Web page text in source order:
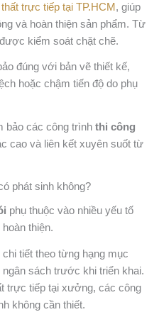
trực tiếp tại TP.HCM , giúp
và hoàn thiện sản phẩm. Từ
kiểm soát chặt chẽ.
đúng với bản vẽ thiết kế,
hoặc chậm tiến độ do phụ
bảo các công trình thi công
cao và liên kết xuyên suốt từ
phát sinh không?
phụ thuộc vào nhiều yếu tố
thiện.
tiết theo từng hạng mục
sách trước khi triển khai.
trực tiếp tại xưởng, các công
không cần thiết.